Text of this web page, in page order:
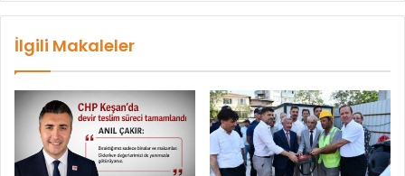
İlgili Makaleler